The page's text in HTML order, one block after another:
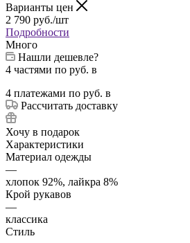
Варианты цен
2 790 руб./шт
Подробности
Много
Нашли дешевле?
4 частями по руб. в
4 платежами по руб. в
Рассчитать доставку
Хочу в подарок
Характеристики
Материал одежды
—
хлопок 92%, лайкра 8%
Крой рукавов
—
классика
Стиль